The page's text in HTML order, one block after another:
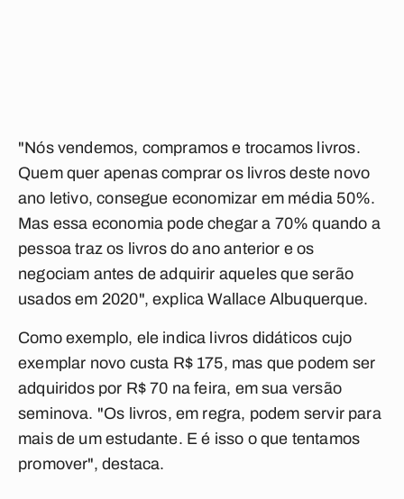
"Nós vendemos, compramos e trocamos livros.
Quem quer apenas comprar os livros deste novo
ano letivo, consegue economizar em média 50%.
Mas essa economia pode chegar a 70% quando a
pessoa traz os livros do ano anterior e os
negociam antes de adquirir aqueles que serão
usados em 2020", explica Wallace Albuquerque.
Como exemplo, ele indica livros didáticos cujo
exemplar novo custa R$ 175, mas que podem ser
adquiridos por R$ 70 na feira, em sua versão
seminova. "Os livros, em regra, podem servir para
mais de um estudante. E é isso o que tentamos
promover", destaca.